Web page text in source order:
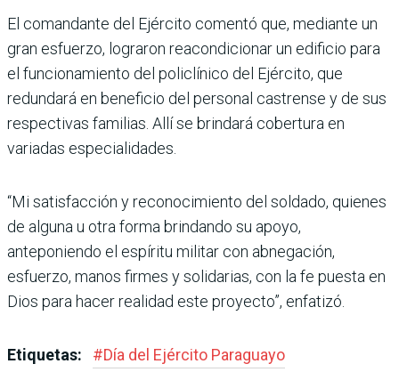
El comandante del Ejército comentó que, mediante un
gran esfuerzo, lograron reacondicionar un edificio para
el funcionamiento del policlínico del Ejército, que
redundará en beneficio del personal castrense y de sus
respectivas familias. Allí se brindará cobertura en
variadas especialidades.
“Mi satisfacción y reconocimiento del soldado, quienes
de alguna u otra forma brindando su apoyo,
anteponiendo el espíritu militar con abnegación,
esfuerzo, manos firmes y solidarias, con la fe puesta en
Dios para hacer realidad este proyecto”, enfatizó.
Etiquetas: #Día del Ejército Paraguayo